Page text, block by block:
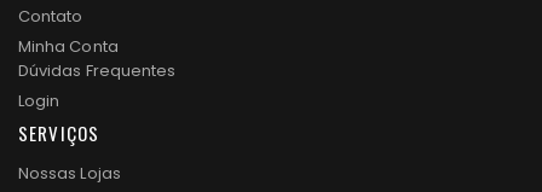
Contato
Minha Conta
Dúvidas Frequentes
Login
SERVIÇOS
Nossas Lojas